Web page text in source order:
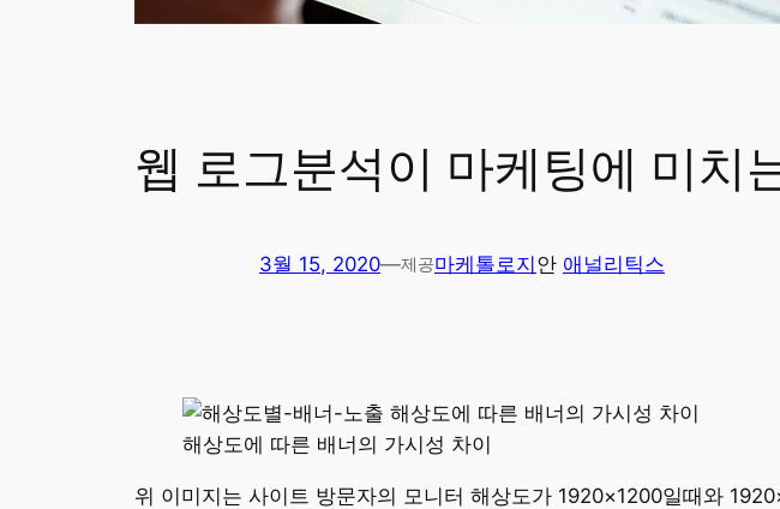
웹 로그분석이 마케팅에 미치
3월 15, 2020—제공마케톨로지 안 애널리틱스
해상도에 따른 배너의 가시성 차이
위 이미지는 사이트 방문자의 모니터 해상도가 1920×1200일때와